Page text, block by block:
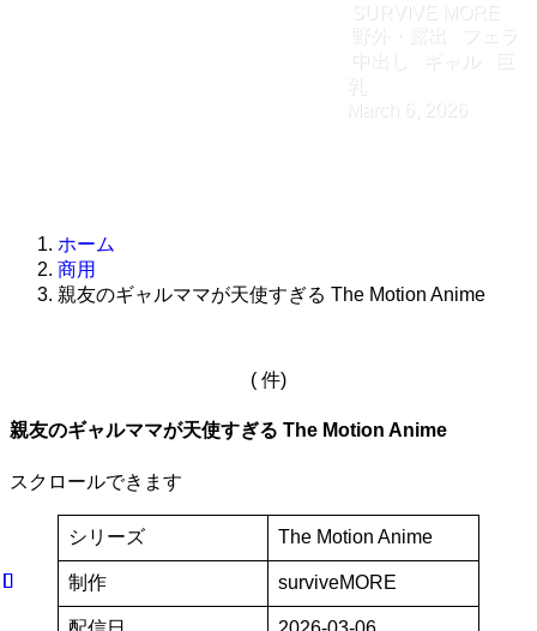
SURVIVE MORE
野外・露出
フェラ
中出し
ギャル
乳
March 6, 2026
ホーム
商用
親友のギャルママが天使すぎる The Motion Anime
( 件)
親友のギャルママが天使すぎる The Motion Anime
スクロールできます
シリーズ The Motion Anime
制作 surviveMORE